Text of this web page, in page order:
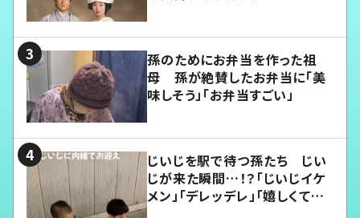
孫のためにお弁当を作った祖
母 孫が絶賛したお弁当に「美
味しそう」「お弁当すごい」
じいじを駅で待つ孫たち じい
じが来た瞬間…！？「じいじイケ
メン」「デレッデレ」「嬉しくて可